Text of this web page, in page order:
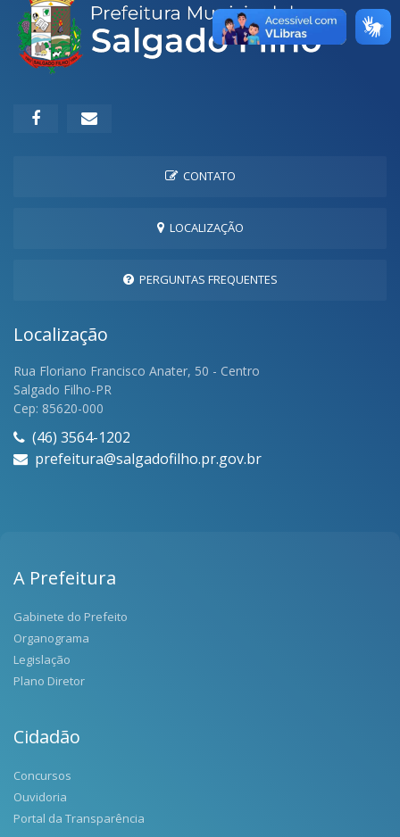
CONTATO
LOCALIZAÇÃO
PERGUNTAS FREQUENTES
Localização
Rua Floriano Francisco Anater, 50 - Centro
Salgado Filho-PR
Cep: 85620-000
(46) 3564-1202
prefeitura@salgadofilho.pr.gov.br
A Prefeitura
Gabinete do Prefeito
Organograma
Legislação
Plano Diretor
Cidadão
Concursos
Ouvidoria
Portal da Transparência